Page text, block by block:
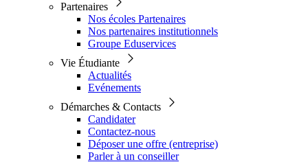
Partenaires
Nos écoles Partenaires
Nos partenaires institutionnels
Groupe Eduservices
Vie Étudiante
Actualités
Evénements
Démarches & Contacts
Candidater
Contactez-nous
Déposer une offre (entreprise)
Parler à un conseiller